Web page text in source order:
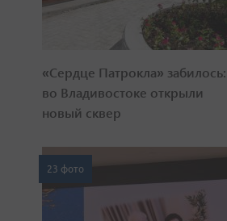
«Сердце Патрокла» забилось:
во Владивостоке открыли
новый сквер
23 фото